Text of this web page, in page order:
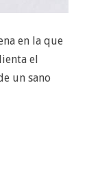
en la que
el
un sano